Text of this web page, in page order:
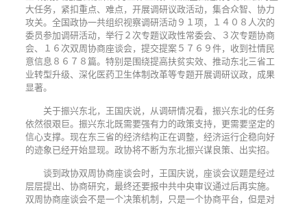
大任务，紧扣重点、难点，开展调研议政活动，集合众智、协力
攻关。全国政协一共组织视察调研活动９１项，１４０８人次的
委员参加调研活动，举行２次专题议政性常委会、３次专题协商
会、１６次双周协商座谈会，提交提案５７６９件，收到社情民
意信息８６７８篇。特别是围绕提高扶贫实效、推动东北三省工
业转型升级、深化医药卫生体制改革等专题开展调研议政，成果
显著。
关于振兴东北，王国庆说，从调研情况看，振兴东北的任务
依然很艰巨。振兴东北既需要强有力的政策支持，更需要坚定的
信心支撑。现在东三省的经济结构正在调整，经济运行企稳向好
的迹象已经开始显现。政协将不断为东北振兴谋良策、出实招。
谈到政协双周协商座谈会时，王国庆说，座谈会议题是经过
层层提出、协商研究，最终还要报中共中央审议通过后再实施。
双周协商座谈会不是一个决策机制，只是一个协商平台，但是对